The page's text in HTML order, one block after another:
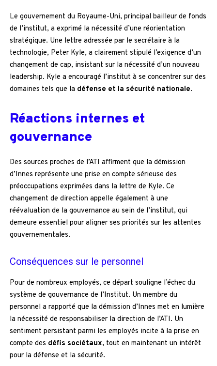
Le gouvernement du Royaume-Uni, principal bailleur de fonds
de l’institut, a exprimé la nécessité d’une réorientation
stratégique. Une lettre adressée par le secrétaire à la
technologie, Peter Kyle, a clairement stipulé l’exigence d’un
changement de cap, insistant sur la nécessité d’un nouveau
leadership. Kyle a encouragé l’institut à se concentrer sur des
domaines tels que la défense et la sécurité nationale.
Réactions internes et
gouvernance
Des sources proches de l’ATI affirment que la démission
d’Innes représente une prise en compte sérieuse des
préoccupations exprimées dans la lettre de Kyle. Ce
changement de direction appelle également à une
réévaluation de la gouvernance au sein de l’institut, qui
demeure essentiel pour aligner ses priorités sur les attentes
gouvernementales.
Conséquences sur le personnel
Pour de nombreux employés, ce départ souligne l’échec du
système de gouvernance de l’Institut. Un membre du
personnel a rapporté que la démission d’Innes met en lumière
la nécessité de responsabiliser la direction de l’ATI. Un
sentiment persistant parmi les employés incite à la prise en
compte des défis sociétaux, tout en maintenant un intérêt
pour la défense et la sécurité.